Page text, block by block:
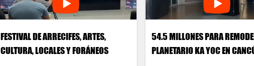
FESTIVAL DE ARRECIFES, ARTES,
CULTURA, LOCALES Y FORÁNEOS
54.5 MILLONES PARA
PLANETARIO KA YOC EN